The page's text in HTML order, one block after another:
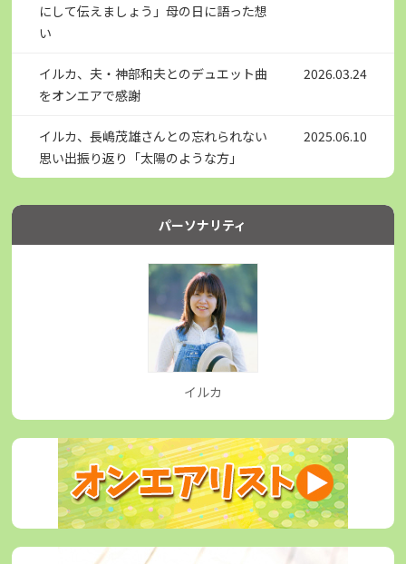
にして伝えましょう」母の日に語った想
い
イルカ、夫・神部和夫とのデュエット曲
をオンエアで感謝
2026.03.24
イルカ、長嶋茂雄さんとの忘れられない
思い出振り返り「太陽のような方」
2025.06.10
パーソナリティ
イルカ